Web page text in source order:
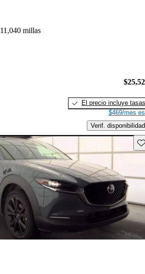
11,040 millas
El precio incluye tasas
$469/mes
Verif. disponibilidad